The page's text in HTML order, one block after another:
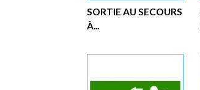
SORTIE AU SECOURS
À...